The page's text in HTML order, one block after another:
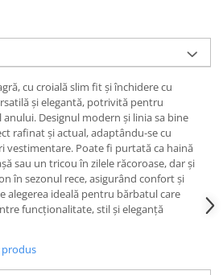
cu croială slim fit și închidere cu
și elegantă, potrivită pentru
Designul modern și linia sa bine
rafinat și actual, adaptându-se cu
vestimentare. Poate fi purtată ca haină
sau un tricou în zilele răcoroase, dar și
în sezonul rece, asigurând confort și
alegerea ideală pentru bărbatul care
funcționalitate, stil și eleganță